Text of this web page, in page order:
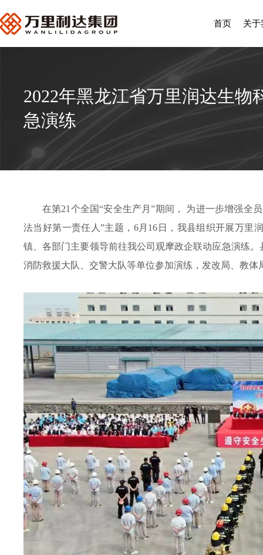
关于
首页
2022年黑龙江省万里润达生
急演练
在第21个全国“安全生产月”期间， 为进一步增强全
法当好第一责任人”主题，6月16日，我县组织开展万里
镇、各部门主要领导前往我公司观摩政企联动应急演练
消防救援大队、交警大队等单位参加演练，发改局、教